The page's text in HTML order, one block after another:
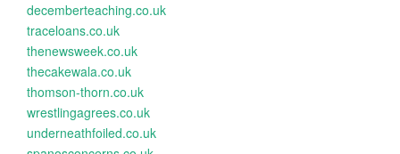
decemberteaching.co.uk
traceloans.co.uk
thenewsweek.co.uk
thecakewala.co.uk
thomson-thorn.co.uk
wrestlingagrees.co.uk
underneathfoiled.co.uk